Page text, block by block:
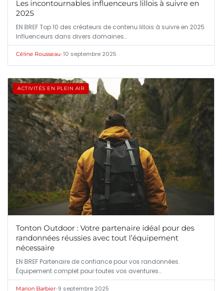
Les incontournables influenceurs lillois à suivre en
2025
EN BREF Top 10 des créateurs de contenu lillois à suivre en 2025
Influenceurs dans divers domaines…
Céline Rousseau•10 septembre 2025
ACTIVITÉS EN PLEIN AIR
Tonton Outdoor : Votre partenaire idéal pour des
randonnées réussies avec tout l’équipement
nécessaire
EN BREF Partenaire de confiance pour vos randonnées.
Équipement complet pour toutes vos aventures…
Marion Barbier•9 septembre 2025